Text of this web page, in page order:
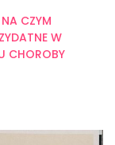
CZYM
W
CHOROBY